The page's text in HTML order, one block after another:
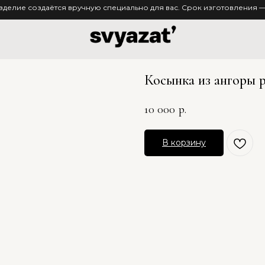
создаётся вручную специально для вас. Срок изготовления —
Косынка из ангоры
10 000 р.
В корзину